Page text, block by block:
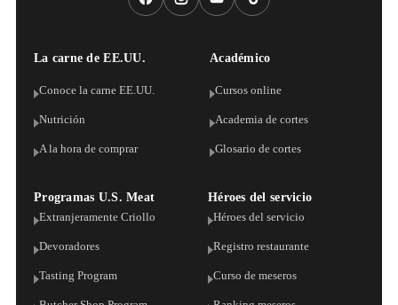
La carne de EE.UU.
Conoce la carne EE.UU.
Nutrición
A la hora de comprar
Académico
Cursos online
Academia de cortes
Glosario de cortes
Programas U.S. Meat
Extranjeramente Criollo
Devoradores
Tasting Program
Héroes del servicio
Héroes del servicio
Registro restaurante
Curso de meseros